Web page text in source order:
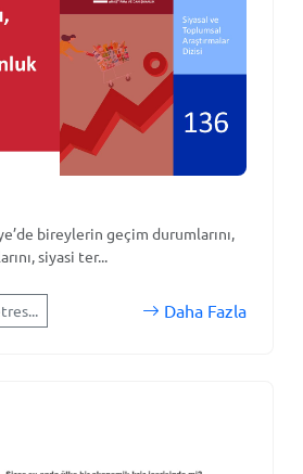
bireylerin geçim durumlarını,
siyasi ter...
Daha Fazla